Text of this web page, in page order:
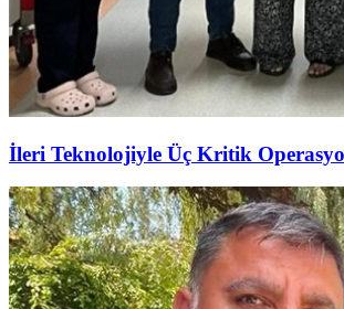
İleri Teknolojiyle Üç Kritik